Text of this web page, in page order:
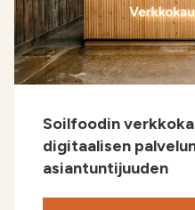
Soilfoodin
digitaalisen
asiantuntijuuden